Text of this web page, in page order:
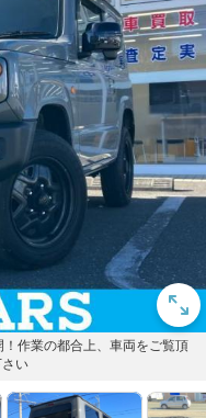
作業の都合上、車両をご覧頂
い